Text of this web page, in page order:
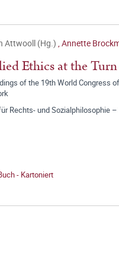
Attwooll (Hg.) ,Annette
Ethics at the
of the 19th World Congress
Rechts- und Sozialphilosophie
- Kartoniert